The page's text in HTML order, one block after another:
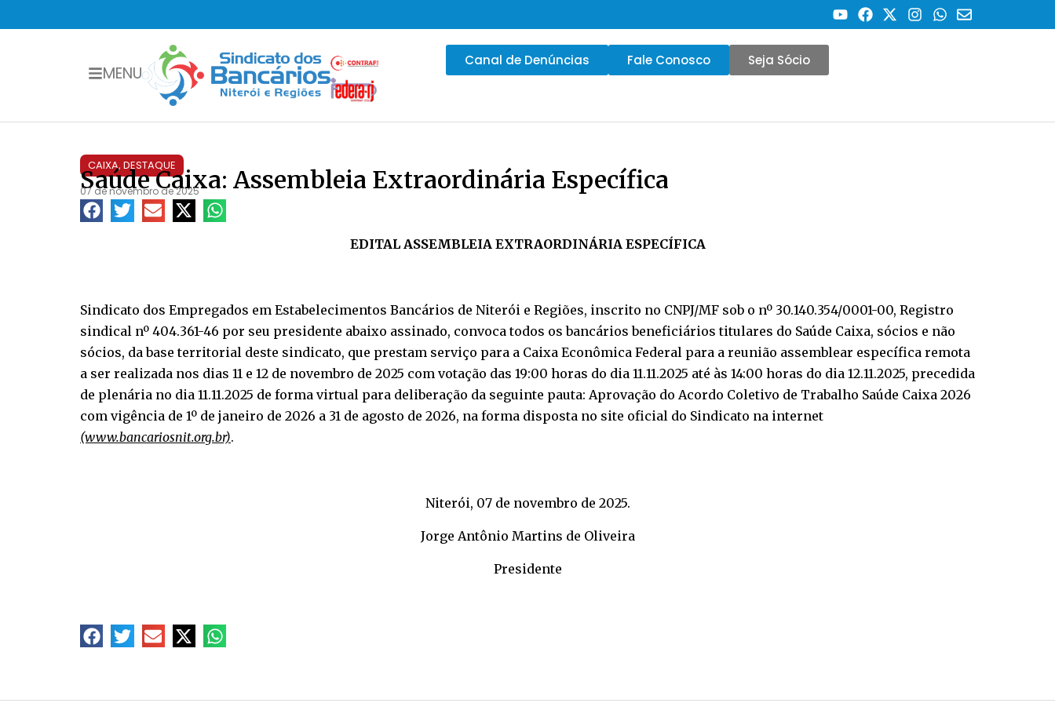
MENU
Canal de Denúncias Fale Conosco Seja Sócio
CAIXA, DESTAQUE
Saúde Caixa: Assembleia Extraordinária Específica
07 de novembro de 2025
EDITAL ASSEMBLEIA EXTRAORDINÁRIA ESPECÍFICA
Sindicato dos Empregados em Estabelecimentos Bancários de Niterói e Regiões, inscrito no CNPJ/MF sob o nº 30.140.354/0001-00, Registro
sindical nº 404.361-46 por seu presidente abaixo assinado, convoca todos os bancários beneficiários titulares do Saúde Caixa, sócios e não
sócios, da base territorial deste sindicato, que prestam serviço para a Caixa Econômica Federal para a reunião assemblear específica remota
a ser realizada nos dias 11 e 12 de novembro de 2025 com votação das 19:00 horas do dia 11.11.2025 até às 14:00 horas do dia 12.11.2025, precedida
de plenária no dia 11.11.2025 de forma virtual para deliberação da seguinte pauta: Aprovação do Acordo Coletivo de Trabalho Saúde Caixa 2026
com vigência de 1º de janeiro de 2026 a 31 de agosto de 2026, na forma disposta no site oficial do Sindicato na internet
(www.bancariosnit.org.br).
Niterói, 07 de novembro de 2025.
Jorge Antônio Martins de Oliveira
Presidente